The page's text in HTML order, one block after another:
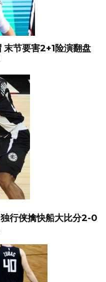
节要害2+1险演翻盘
行侠擒快船大比分2-0